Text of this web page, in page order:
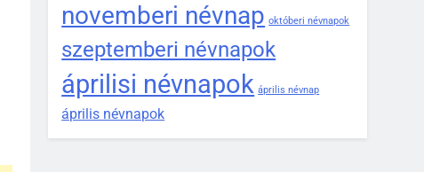
novemberi névnap októberi névnapok
szeptemberi névnapok
áprilisi névnapok április névnap
április névnapok